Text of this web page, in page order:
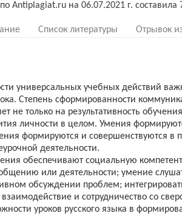
Список литературы Отрывок
универсальных учебных действий
Степень сформированности
не только на результативность
личности в целом. Умения
формируются и совершенствуются в
деятельности.
обеспечивают социальную
или деятельности; умение
обсуждении проблем;
взаимодействие и сотрудничество со
уроков русского языка в